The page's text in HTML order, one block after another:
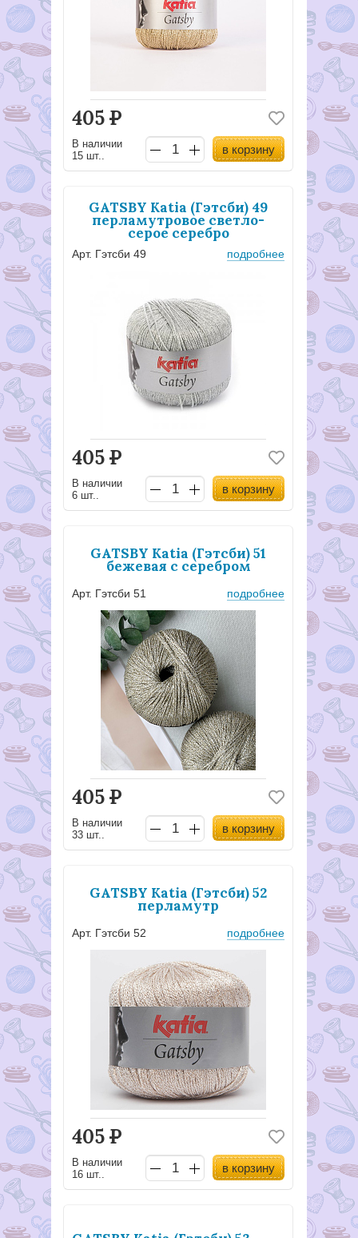
405Р
В наличии
15 шт..
в корзину
GATSBY Katia (Гэтсби) 49
перламутровое светло-
серое серебро
Арт. Гэтсби 49 подробнее
405Р
В наличии
6 шт..
в корзину
GATSBY Katia (Гэтсби) 51
бежевая с серебром
Арт. Гэтсби 51 подробнее
405Р
В наличии
33 шт..
в корзину
GATSBY Katia (Гэтсби) 52
перламутр
Арт. Гэтсби 52 подробнее
405Р
В наличии
16 шт..
в корзину